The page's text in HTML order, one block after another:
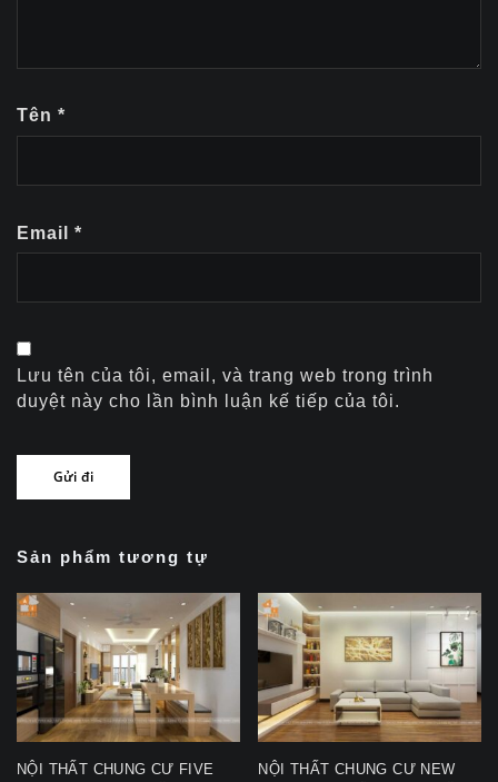
Tên *
Email *
Lưu tên của tôi, email, và trang web trong trình
duyệt này cho lần bình luận kế tiếp của tôi.
Sản phẩm tương tự
NỘI THẤT CHUNG CƯ FIVE
NỘI THẤT CHUNG CƯ NEW